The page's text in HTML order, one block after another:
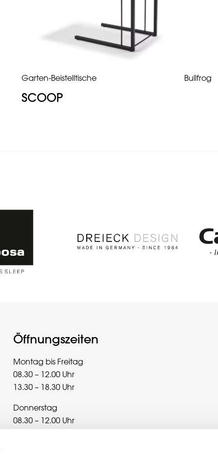
Garten-Beistelltische Bullfrog
SCOOP
Öffnungszeiten
Montag bis Freitag
08.30 – 12.00 Uhr
13.30 – 18.30 Uhr
Donnerstag
08.30 – 12.00 Uhr